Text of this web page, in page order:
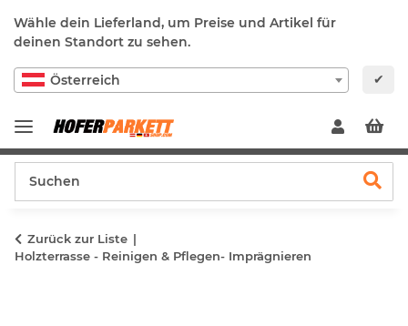
Wähle dein Lieferland, um Preise und Artikel für
deinen Standort zu sehen.
Österreich ✔
Zurück zur Liste
Holzterrasse - Reinigen & Pflegen- Imprägnieren